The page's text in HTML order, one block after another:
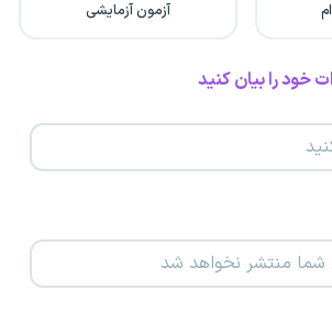
آزمون آزمایشی
خود را بیان کنید